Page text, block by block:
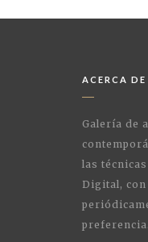
ACERCA DE
Galería de
las
Digital, con
preferencia.